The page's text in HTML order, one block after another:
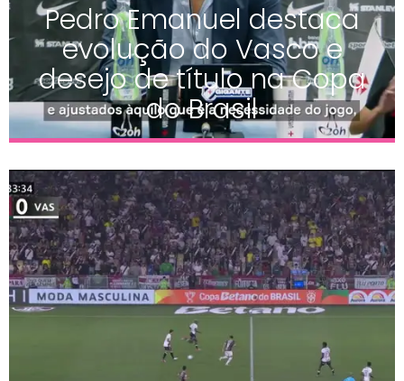
Pedro Emanuel destaca
evolução do Vasco e
desejo de título na Copa
do Brasil